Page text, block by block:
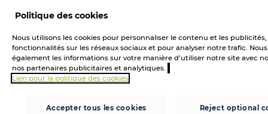
Politique des cookies
Nous utilisons les cookies pour personnaliser le contenu et les
fonctionnalités sur les réseaux sociaux et pour analyser notre trafic.
également les informations sur votre manière d’utiliser notre site avec
nos partenaires publicitaires et analytiques.
Lien pour la politique des cookies
Accepter tous les cookies Reject optional